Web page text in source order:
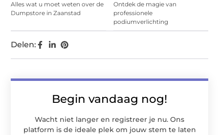
Alles wat u moet weten over de
Dumpstore in Zaanstad
Ontdek de magie van
professionele
podiumverlichting
Begin vandaag nog!
Wacht niet langer en registreer je nu. Ons
platform is de ideale plek om jouw stem te laten
Delen: